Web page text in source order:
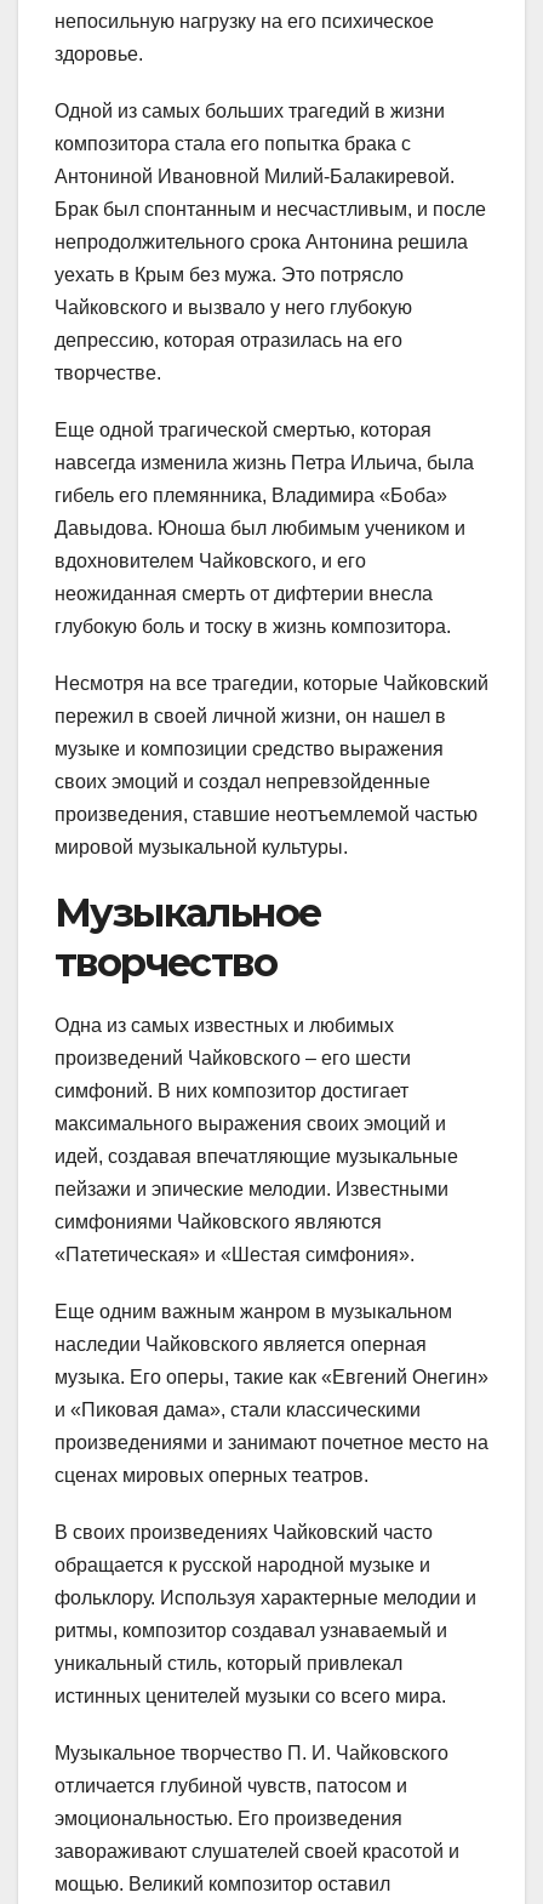
непосильную нагрузку на его психическое
здоровье.
Одной из самых больших трагедий в жизни
композитора стала его попытка брака с
Антониной Ивановной Милий-Балакиревой.
Брак был спонтанным и несчастливым, и после
непродолжительного срока Антонина решила
уехать в Крым без мужа. Это потрясло
Чайковского и вызвало у него глубокую
депрессию, которая отразилась на его
творчестве.
Еще одной трагической смертью, которая
навсегда изменила жизнь Петра Ильича, была
гибель его племянника, Владимира «Боба»
Давыдова. Юноша был любимым учеником и
вдохновителем Чайковского, и его
неожиданная смерть от дифтерии внесла
глубокую боль и тоску в жизнь композитора.
Несмотря на все трагедии, которые Чайковский
пережил в своей личной жизни, он нашел в
музыке и композиции средство выражения
своих эмоций и создал непревзойденные
произведения, ставшие неотъемлемой частью
мировой музыкальной культуры.
Музыкальное
творчество
Одна из самых известных и любимых
произведений Чайковского – его шести
симфоний. В них композитор достигает
максимального выражения своих эмоций и
идей, создавая впечатляющие музыкальные
пейзажи и эпические мелодии. Известными
симфониями Чайковского являются
«Патетическая» и «Шестая симфония».
Еще одним важным жанром в музыкальном
наследии Чайковского является оперная
музыка. Его оперы, такие как «Евгений Онегин»
и «Пиковая дама», стали классическими
произведениями и занимают почетное место на
сценах мировых оперных театров.
В своих произведениях Чайковский часто
обращается к русской народной музыке и
фольклору. Используя характерные мелодии и
ритмы, композитор создавал узнаваемый и
уникальный стиль, который привлекал
истинных ценителей музыки со всего мира.
Музыкальное творчество П. И. Чайковского
отличается глубиной чувств, патосом и
эмоциональностью. Его произведения
завораживают слушателей своей красотой и
мощью. Великий композитор оставил